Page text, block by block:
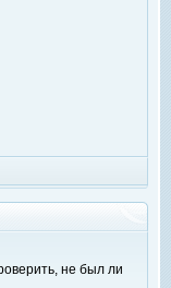
не был ли